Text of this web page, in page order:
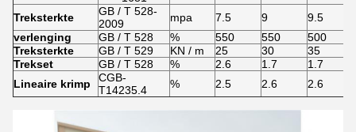
Treksterkte
GB / T 528-
2009
mpa 7.5 9 9.5
verlenging
GB / T 528 % 550 550 500
Treksterkte
GB / T 529 KN / m 25 30 35
Trekset
GB / T 528 % 2.6 1.7 1.7
Lineaire krimp
CGB-
T14235.4
% 2.5 2.6 2.6